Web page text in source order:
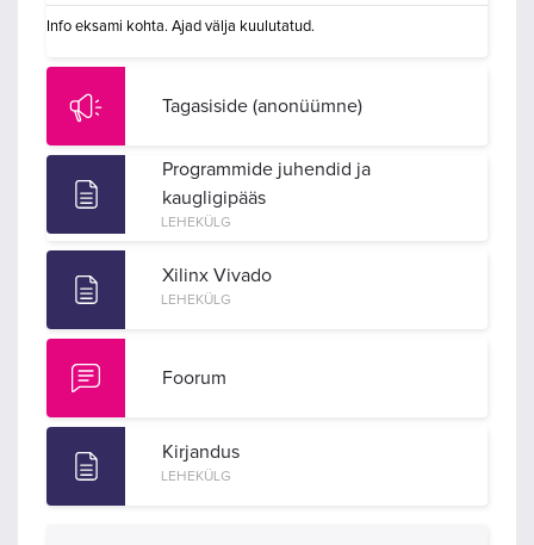
Info eksami kohta. Ajad välja kuulutatud.
Tagasiside (anonüümne)
Programmide juhendid ja
kaugligipääs
LEHEKÜLG
Xilinx Vivado
LEHEKÜLG
Foorum
Kirjandus
LEHEKÜLG